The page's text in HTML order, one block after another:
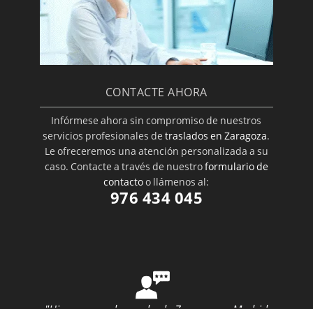
CONTACTE AHORA
Infórmese ahora sin compromiso de nuestros
servicios profesionales detraslados en Zaragoza.
Le ofreceremos una atención personalizada a su
caso. Contacte a través de nuestroformulario de
contactoo llámenos al:
976 434 045